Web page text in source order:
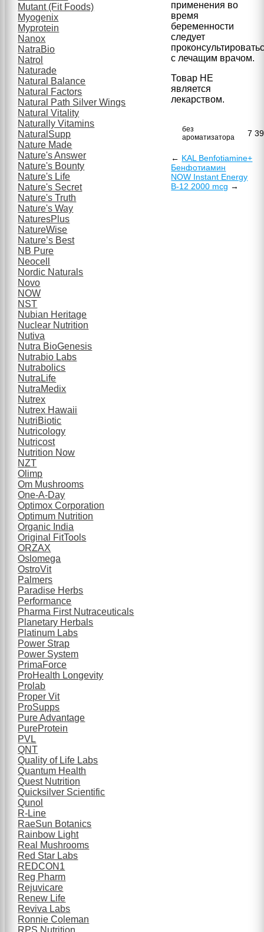
применения во
время
беременности
следует
с лечащим врачом.
Товар НЕ
является
лекарством.
без
ароматизатора
7
← KAL Benfotiamine+
Бенфотиамин
NOW Instant Energy
B-12 2000 mcg →
Mutant (Fit Foods)
Myogenix
Myprotein
Nanox
NatraBio
Natrol
Naturade
Natural Balance
Natural Factors
Natural Path Silver Wings
Natural Vitality
Naturally Vitamins
NaturalSupp
Nature Made
Nature's Answer
Nature's Bounty
Nature's Life
Nature's Secret
Nature's Truth
Nature's Way
NaturesPlus
NatureWise
Nature’s Best
NB Pure
Neocell
Nordic Naturals
Novo
NOW
NST
Nubian Heritage
Nuclear Nutrition
Nutiva
Nutra BioGenesis
Nutrabio Labs
Nutrabolics
NutraLife
NutraMedix
Nutrex
Nutrex Hawaii
NutriBiotic
Nutricology
Nutricost
Nutrition Now
NZT
Olimp
Om Mushrooms
One-A-Day
Optimox Corporation
Optimum Nutrition
Organic India
Original FitTools
ORZAX
Oslomega
OstroVit
Palmers
Paradise Herbs
Performance
Pharma First Nutraceuticals
Planetary Herbals
Platinum Labs
Power Strap
Power System
PrimaForce
ProHealth Longevity
Prolab
Proper Vit
ProSupps
Pure Advantage
PureProtein
PVL
QNT
Quality of Life Labs
Quantum Health
Quest Nutrition
Quicksilver Scientific
Qunol
R-Line
RaeSun Botanics
Rainbow Light
Real Mushrooms
Red Star Labs
REDCON1
Reg Pharm
Rejuvicare
Renew Life
Reviva Labs
Ronnie Coleman
RPS Nutrition